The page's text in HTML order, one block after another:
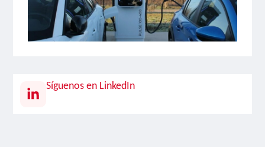
Síguenos en LinkedIn